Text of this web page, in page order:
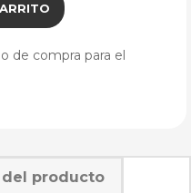
de compra para el
del producto